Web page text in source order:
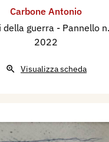
Carbone Antonio
della guerra - Pannello
2022
Visualizza scheda